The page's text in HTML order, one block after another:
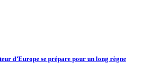
d’Europe se prépare pour un long règne